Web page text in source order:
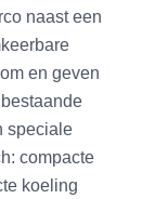
naast een
en geven
speciale
compacte
koeling